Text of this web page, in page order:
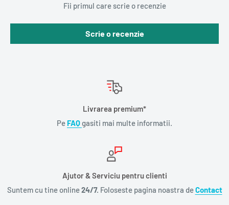
Fii primul care scrie o recenzie
Scrie o recenzie
Livrarea premium*
Pe FAQgasiti mai multe informatii.
Ajutor & Serviciu pentru clienti
Suntem cu tine online24/7. Foloseste pagina noastra deContact